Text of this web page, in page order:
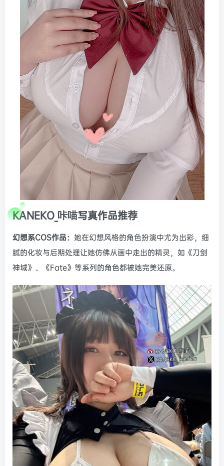
KANEKO_咔喵写真作品推荐
幻想系COS作品： 她在幻想风格的角色扮演中尤为出彩，细
腻的化妆与后期处理让她仿佛从画中走出的精灵，如《刀剑
神域》、《Fate》等系列的角色都被她完美还原。